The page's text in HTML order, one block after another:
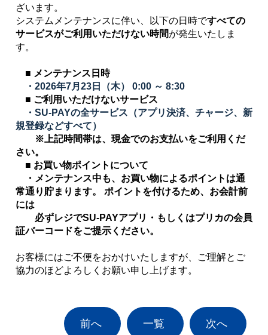
ざいます。
システムメンテナンスに伴い、以下の日時ですべての
サービスがご利用いただけない時間が発生いたしま
す。
■ メンテナンス日時
・2026年7月23日（木） 0:00 ～ 8:30
■ ご利用いただけないサービス
・SU-PAYの全サービス（アプリ決済、チャージ、新
規登録などすべて）
※上記時間帯は、現金でのお支払いをご利用くだ
さい。
■ お買い物ポイントについて
・メンテナンス中も、お買い物によるポイントは通
常通り貯まります。
ポイントを付けるため、お会計前
には
必ずレジでSU-PAYアプリ・もしくはプリカの会員
証バーコードをご提示ください。
お客様にはご不便をおかけいたしますが、ご理解とご
協力のほどよろしくお願い申し上げます。
前へ 一覧 次へ